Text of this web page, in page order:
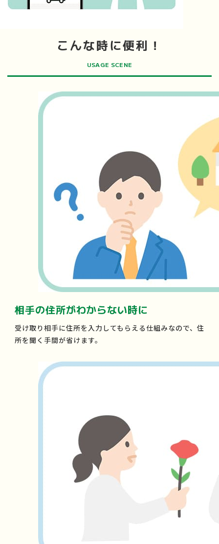
こんな時に便利！
USAGE SCENE
相手の住所がわからない時に
受け取り相手に住所を入力してもらえる仕組みなので、住
所を聞く手間が省けます。